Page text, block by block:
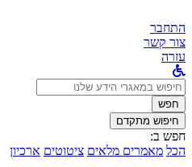
התחבר
צור קשר
עזרה
לחפש
ב:חפש
חיפוש מתקדם
חפש ב:
הכל מאמרים מלאים ציטוטים ארכיון